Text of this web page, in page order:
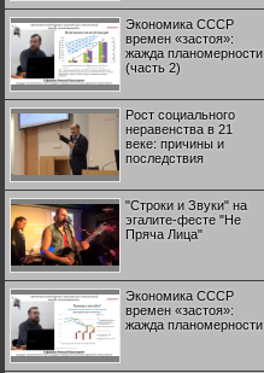
Экономика СССР
времен «застоя»:
жажда планомерности
(часть 2)
Рост социального
неравенства в 21
веке: причины и
последствия
"Строки и Звуки" на
эгалите-фесте "Не
Пряча Лица"
Экономика СССР
времен «застоя»:
жажда планомерности